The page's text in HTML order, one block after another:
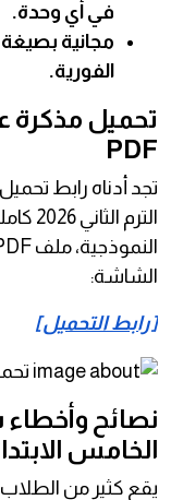
في أي وحدة.
الفورية.
تحميل مذكرة
PDF
تجد أدناه رابط
الترم
الشاشة:
[رابط التحميل]
نصائح
الخامس
يقع كثير من